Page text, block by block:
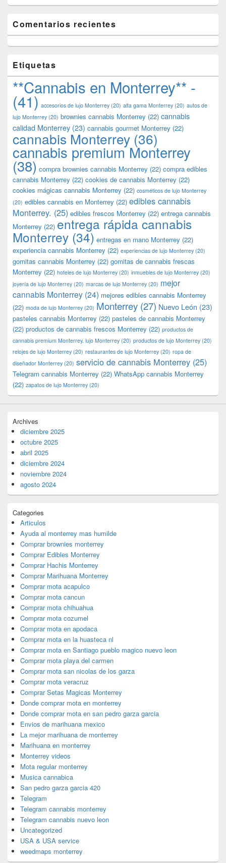
Comentarios recientes
Etiquetas
**Cannabis en Monterrey** -
(41) accesorios de lujo Monterrey (20) alta gama Monterrey (20) autos de
lujo Monterrey (20) brownies cannabis Monterrey (22) cannabis
calidad Monterrey (23) cannabis gourmet Monterrey (22)
cannabis Monterrey (36)
cannabis premium Monterrey
(38) compra brownies cannabis Monterrey (22) compra edibles
cannabis Monterrey (22) cookies de cannabis Monterrey (22)
cookies mágicas cannabis Monterrey (22) cosméticos de lujo Monterrey
(20) edibles cannabis en Monterrey (22) edibles cannabis
Monterrey. (25) edibles frescos Monterrey (22) entrega cannabis
Monterrey (22) entrega rápida cannabis
Monterrey (34) entregas en mano Monterrey (22)
experiencia cannabis Monterrey (22) experiencias de lujo Monterrey (20)
gomitas cannabis Monterrey (22) gomitas de cannabis frescas
Monterrey (22) hoteles de lujo Monterrey (20) inmuebles de lujo Monterrey (20)
joyería de lujo Monterrey (20) marcas de lujo Monterrey (20) mejor
cannabis Monterrey (24) mejores edibles cannabis Monterrey
(22) moda de lujo Monterrey (20) Monterrey (27) Nuevo León (23)
pasteles cannabis Monterrey (22) pasteles de cannabis Monterrey
(22) productos de cannabis frescos Monterrey (22) productos de
cannabis premium Monterrey. lujo Monterrey (20) productos de lujo Monterrey (20)
relojes de lujo Monterrey (20) restaurantes de lujo Monterrey (20) ropa de
diseñador Monterrey (20) servicio de cannabis Monterrey (25)
Telegram cannabis Monterrey (22) WhatsApp cannabis Monterrey
(22) zapatos de lujo Monterrey (20)
Archives
diciembre 2025
octubre 2025
abril 2025
diciembre 2024
noviembre 2024
agosto 2024
Categories
Articulos
Ayuda al monterrey mas humilde
Comprar brownies monterrey
Comprar Edibles Monterrey
Comprar Hachis Monterrey
Comprar Marihuana Monterrey
Comprar mota acapulco
Comprar mota cancun
Comprar mota chihuahua
Comprar mota cozumel
Comprar mota en apodaca
Comprar mota en la huasteca nl
Comprar mota en Santiago pueblo magico nuevo leon
Comprar mota playa del carmen
Comprar mota san nicolas de los garza
Comprar mota veracruz
Comprar Setas Magicas Monterrey
Donde comprar mota en monterrey
Donde comprar mota en san pedro garza garcia
Envios de marihuana mexico
La mejor marihuana de monterrey
Marihuana en monterrey
Monterrey videos
Mota regular monterrey
Musica cannabica
San pedro garza garcia 420
Telegram
Telegram cannabis monterrey
Telegram cannabis nuevo leon
Uncategorized
USA & USA service
weedmaps monterrey